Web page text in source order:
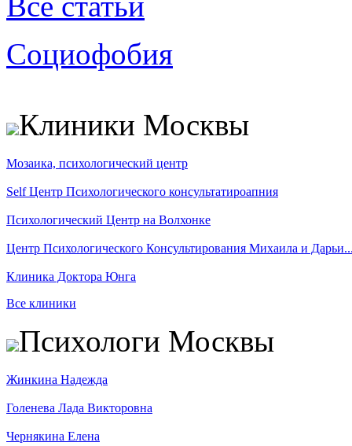
Социофобия
Клиники Москвы
Мозаика, психологический центр
Self Центр Психологического консультатироапния
Психологический Центр на Волхонке
Центр Психологического Консультирования Михаила и
Клиника Доктора Юнга
Все клиники
Психологи Москвы
Жинкина Надежда
Голенева Лада Викторовна
Чернякина Елена